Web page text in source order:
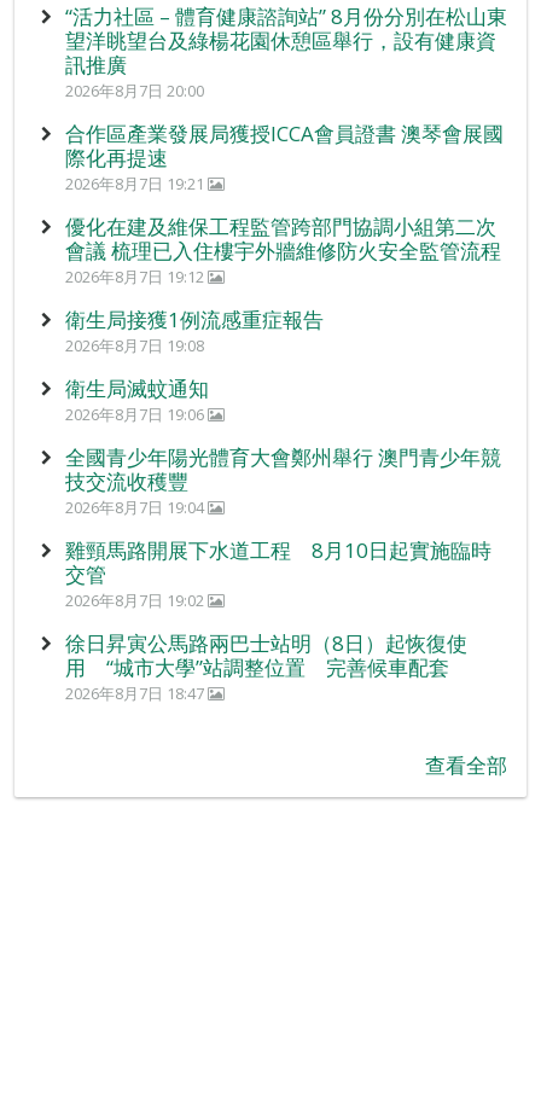
“活力社區 – 體育健康諮詢站” 8月份分別在松山東
望洋眺望台及綠楊花園休憩區舉行，設有健康資
訊推廣
2026年8月7日 20:00
合作區產業發展局獲授ICCA會員證書 澳琴會展國
際化再提速
2026年8月7日 19:21
優化在建及維保工程監管跨部門協調小組第二次
會議 梳理已入住樓宇外牆維修防火安全監管流程
2026年8月7日 19:12
衛生局接獲1例流感重症報告
2026年8月7日 19:08
衛生局滅蚊通知
2026年8月7日 19:06
全國青少年陽光體育大會鄭州舉行 澳門青少年競
技交流收穫豐
2026年8月7日 19:04
雞頸馬路開展下水道工程 8月10日起實施臨時
交管
2026年8月7日 19:02
徐日昇寅公馬路兩巴士站明（8日）起恢復使
用 “城市大學”站調整位置 完善候車配套
2026年8月7日 18:47
查看全部